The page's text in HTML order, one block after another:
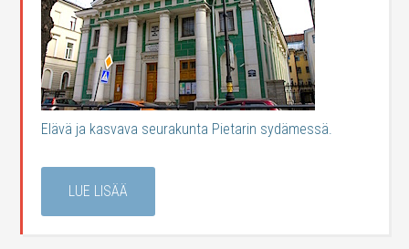
Elävä ja kasvava seurakunta Pietarin sydämessä.
LUE LISÄÄ